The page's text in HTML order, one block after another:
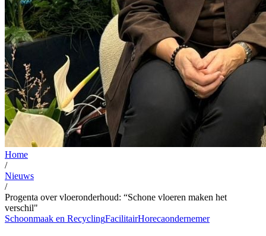
Home
/
Nieuws
/
Progenta over vloeronderhoud: “Schone vloeren maken het
verschil"
Schoonmaak en RecyclingFacilitairHorecaondernemer